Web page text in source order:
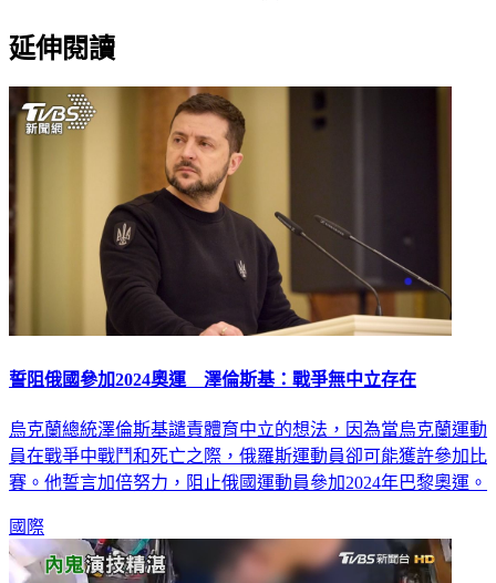
延伸閱讀
誓阻俄國參加2024奧運 澤倫斯基：戰爭無中立存在
烏克蘭總統澤倫斯基譴責體育中立的想法，因為當烏克蘭運動
員在戰爭中戰鬥和死亡之際，俄羅斯運動員卻可能獲許參加比
賽。他誓言加倍努力，阻止俄國運動員參加2024年巴黎奧運。
國際